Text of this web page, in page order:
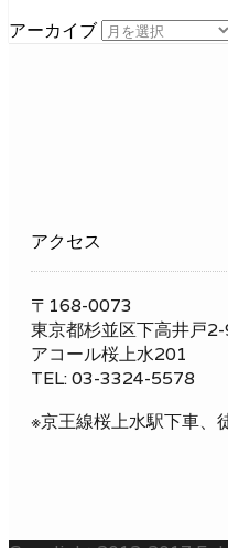
アーカイブ
アクセス
〒168-0073
東京都杉並区下高井戸
アコール桜上水201
TEL: 03-3324-5578
※京王線桜上水駅下車、